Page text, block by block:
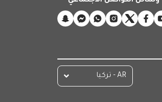
AR - تركيا